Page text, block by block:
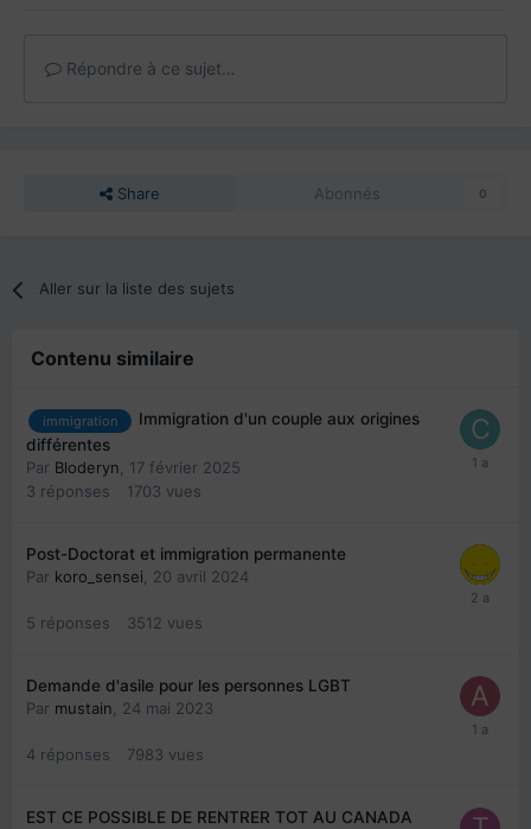
Répondre à ce sujet…
Share Abonnés 0
Aller sur la liste des sujets
Contenu similaire
immigration
Immigration d'un couple aux origines
différentes
Par Bloderyn
17 février 2025
3 réponses 1703 vues
Post-Doctorat et immigration permanente
Par koro_sensei 20 avril 2024
5 réponses 3512 vues
Demande d'asile pour les personnes LGBT
Par mustain 24 mai 2023
4 réponses 7983 vues
EST CE POSSIBLE DE RENTRER TOT AU CANADA